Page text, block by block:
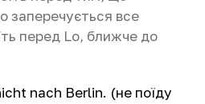
заперечується все
перед Lo, ближче до
nach Berlin. (не поїду